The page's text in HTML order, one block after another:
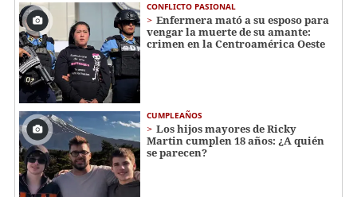
CONFLICTO PASIONAL
Enfermera mató a su esposo para
vengar la muerte de su amante:
crimen en la Centroamérica Oeste
CUMPLEAÑOS
Los hijos mayores de Ricky
Martin cumplen 18 años: ¿A quién
se parecen?